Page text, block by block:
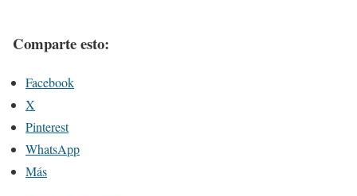
Comparte esto:
Facebook
X
Pinterest
WhatsApp
Más